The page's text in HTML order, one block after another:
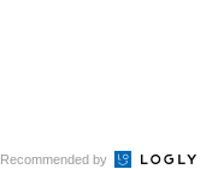
Recommended by